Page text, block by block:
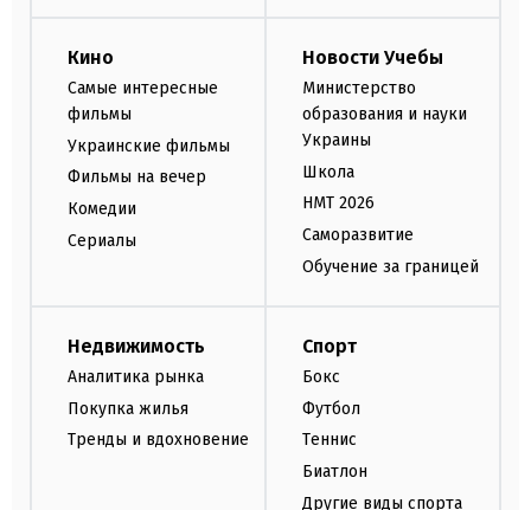
Кино
Самые интересные
фильмы
Украинские фильмы
Фильмы на вечер
Комедии
Сериалы
Новости Учебы
Министерство
образования и науки
Украины
Школа
НМТ 2026
Саморазвитие
Обучение за границей
Недвижимость
Аналитика рынка
Покупка жилья
Тренды и вдохновение
Спорт
Бокс
Футбол
Теннис
Биатлон
Другие виды спорта